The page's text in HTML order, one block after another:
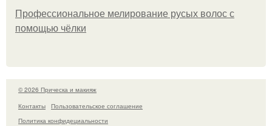
Профессиональное мелирование русых волос с
помощью чёлки
© 2026 Прическа и макияж
Контакты
Пользовательское соглашение
Политика конфидециальности